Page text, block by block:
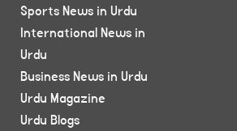
Sports News in Urdu
International News in
Urdu
Business News in Urdu
Urdu Magazine
Urdu Blogs